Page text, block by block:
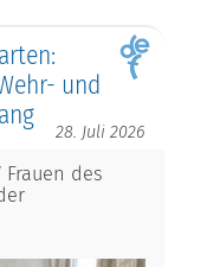
und
28. Juli 2026
Frauen des